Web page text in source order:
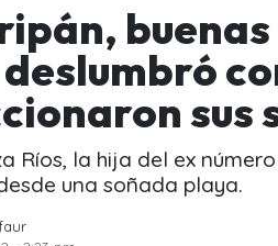
deslumbró
sus
Ríos, la hija del ex
una soñada playa.